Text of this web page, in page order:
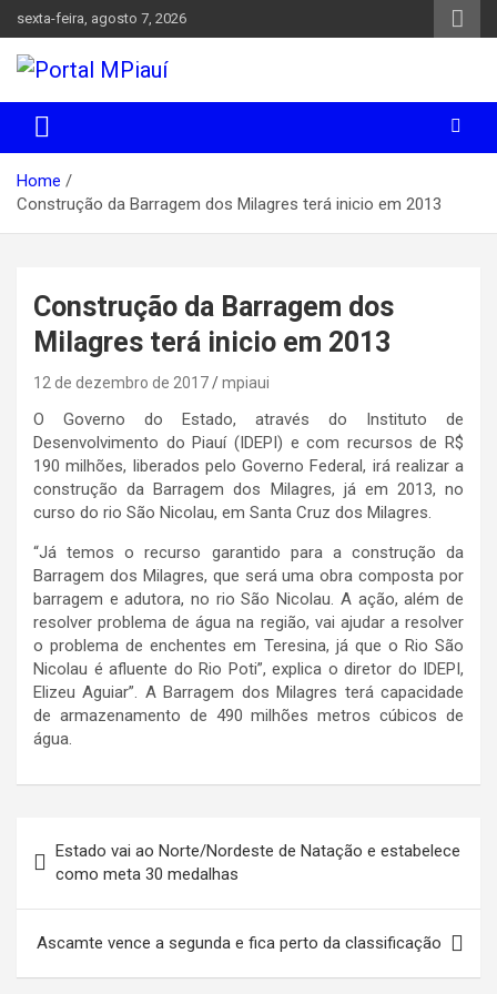
to
content
sexta-feira, agosto 7, 2026
Portal MPiauí
Parnaíba
Home
Construção da Barragem dos Milagres terá inicio em 2013
Construção da Barragem dos
Milagres terá inicio em 2013
12 de dezembro de 2017 mpiaui
O Governo do Estado, através do Instituto de
Desenvolvimento do Piauí (IDEPI) e com recursos de R$
190 milhões, liberados pelo Governo Federal, irá realizar a
construção da Barragem dos Milagres, já em 2013, no
curso do rio São Nicolau, em Santa Cruz dos Milagres.
“Já temos o recurso garantido para a construção da
Barragem dos Milagres, que será uma obra composta por
barragem e adutora, no rio São Nicolau. A ação, além de
resolver problema de água na região, vai ajudar a resolver
o problema de enchentes em Teresina, já que o Rio São
Nicolau é afluente do Rio Poti”, explica o diretor do IDEPI,
Elizeu Aguiar”. A Barragem dos Milagres terá capacidade
de armazenamento de 490 milhões metros cúbicos de
água.
de
Post
Estado vai ao Norte/Nordeste de Natação e estabelece
como meta 30 medalhas
Ascamte vence a segunda e fica perto da classificação